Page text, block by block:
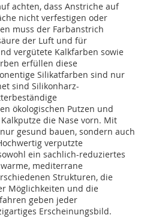
achten, dass Anstriche auf
nicht verfestigen oder
muss der Farbanstrich
der Luft und für
vergütete Kalkfarben sowie
erfüllen diese
Silikatfarben sind nur
sind Silikonharz-
ökologischen Putzen und
die Nase vorn. Mit
gesund bauen, sondern auch
verputzte
ein sachlich-reduziertes
mediterrane
Strukturen, die
Möglichkeiten und die
geben jeder
Erscheinungsbild.